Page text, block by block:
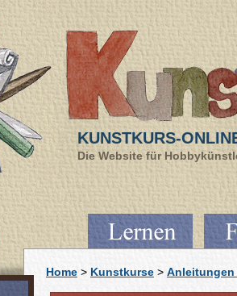
KUNSTKURS-
Die Website für
Home > Kunstkurse > Anleitungen